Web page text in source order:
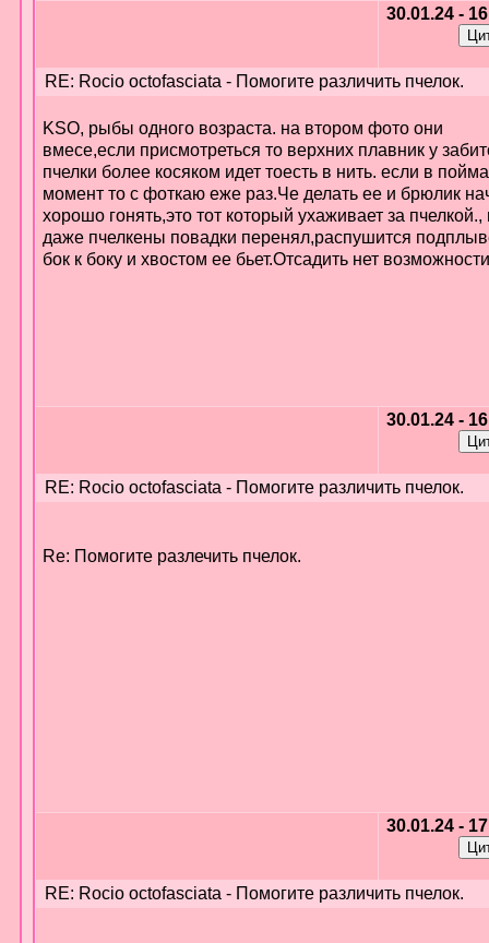
30.01.24 -
RE: Rocio octofasciata - Помогите различить пчелок.
KSO, рыбы одного возраста. на втором фото они
вмесе,если присмотреться то верхних плавник у
пчелки более косяком идет тоесть в нить. если в
момент то с фоткаю еже раз.Че делать ее и брюлик
хорошо гонять,это тот который ухаживает за пчелкой.,
даже пчелкены повадки перенял,распушится
бок к боку и хвостом ее бьет.Отсадить нет
30.01.24 -
RE: Rocio octofasciata - Помогите различить пчелок.
Re: Помогите разлечить пчелок.
30.01.24 -
RE: Rocio octofasciata - Помогите различить пчелок.